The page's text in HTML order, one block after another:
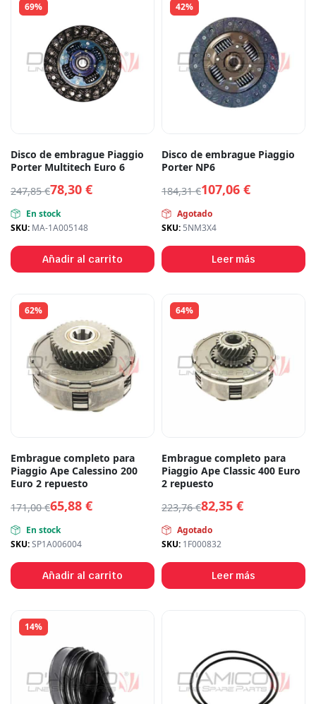
69%
Disco de embrague Piaggio
Porter Multitech Euro 6
247,85€78,30 €
En stock
SKU: MA-1A005148
Añadir al carrito
42%
Disco de embrague Piaggio
Porter NP6
184,31€107,06 €
Agotado
SKU: 5NM3X4
Leer más
62%
Embrague completo para
Piaggio Ape Calessino 200
Euro 2 repuesto
171,00€65,88 €
En stock
SKU:SP1A006004
Añadir al carrito
64%
Embrague completo para
Piaggio Ape Classic 400 Euro
2 repuesto
223,76€82,35 €
Agotado
SKU: 1F000832
Leer más
14%